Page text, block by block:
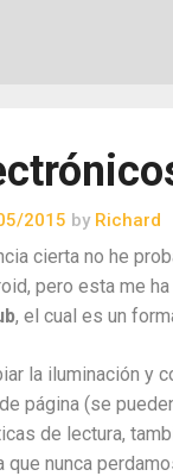
2015 by Richard
cierta no he
pero esta me ha
, el cual es un
la iluminación y
página (se
de lectura,
nunca